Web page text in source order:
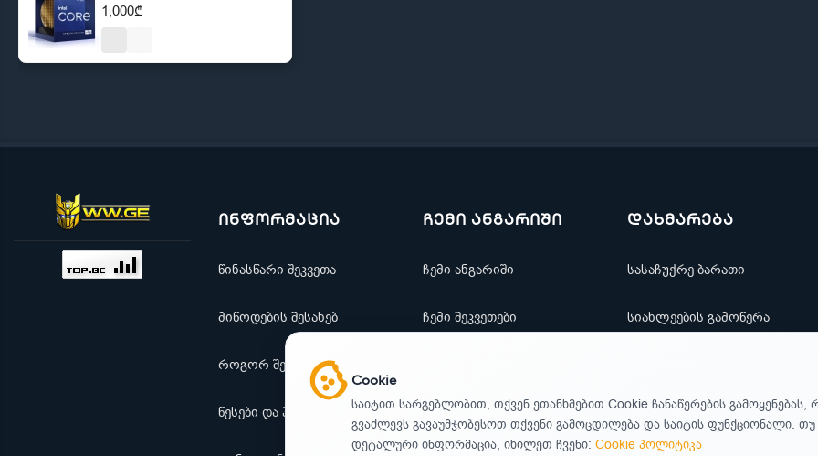
1,000₾
ინფორმაცია
წინასწარი შეკვეთა
მიწოდების შესახებ
როგორ შევიძინო
წესები და პირობები
ჩემი ანგარიში
ჩემი ანგარიში
ჩემი შეკვეთები
ფასდაკლებები
დახმარება
სასაჩუქრე ბარათი
სიახლეების გამოწერა
კონტაქტი
Cookie
საიტით სარგებლობით, თქვენ ეთანხმებით Cookie ჩანაწერების გამოყენებას,
გვაძლევს გავაუმჯობესოთ თქვენი გამოცდილება და საიტის ფუნქციონალი.
დეტალური ინფორმაცია, იხილეთ ჩვენი: Cookie პოლიტიკა